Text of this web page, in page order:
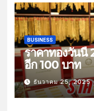
BUSINESS
ราคาทองวันนี้
อีก 100 บาท
ธันวาคม 25, 2025